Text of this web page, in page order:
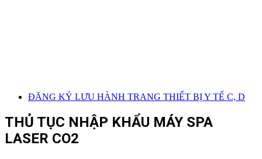
ĐĂNG KÝ LƯU HÀNH TRANG THIẾT BỊ Y TẾ C, D
THỦ TỤC NHẬP KHẨU MÁY SPA
LASER CO2